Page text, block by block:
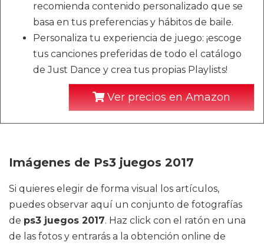
recomienda contenido personalizado que se
basa en tus preferencias y hábitos de baile.
Personaliza tu experiencia de juego: ¡escoge
tus canciones preferidas de todo el catálogo
de Just Dance y crea tus propias Playlists!
Ver precios en Amazon
Imágenes de Ps3 juegos 2017
Si quieres elegir de forma visual los artículos,
puedes observar aquí un conjunto de fotografías
de ps3 juegos 2017. Haz click con el ratón en una
de las fotos y entrarás a la obtención online de